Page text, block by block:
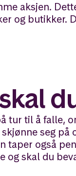
aksjen.
og butikker.
tur til å falle,
seg på
taper også
og skal du